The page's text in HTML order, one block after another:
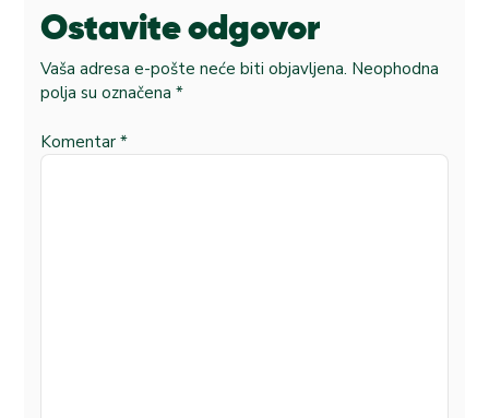
Ostavite odgovor
Vaša adresa e-pošte neće biti objavljena. Neophodna
polja su označena *
Komentar *